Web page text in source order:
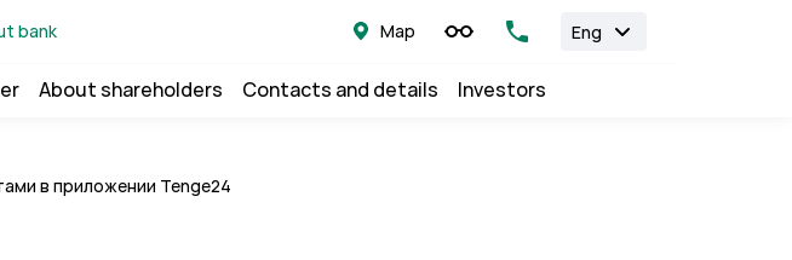
bank Map Eng
About shareholders Contacts and details Investors
в приложении Tenge24